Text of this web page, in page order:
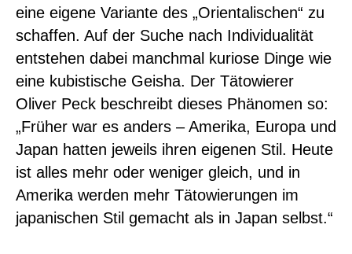
eine eigene Variante des „Orientalischen“ zu
schaffen. Auf der Suche nach Individualität
entstehen dabei manchmal kuriose Dinge wie
eine kubistische Geisha. Der Tätowierer
Oliver Peck beschreibt dieses Phänomen so:
„Früher war es anders – Amerika, Europa und
Japan hatten jeweils ihren eigenen Stil. Heute
ist alles mehr oder weniger gleich, und in
Amerika werden mehr Tätowierungen im
japanischen Stil gemacht als in Japan selbst.“